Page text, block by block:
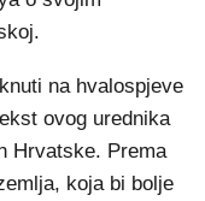
na hvalospjeve
ovog urednika
Hrvatske. Prema
koja bi bolje